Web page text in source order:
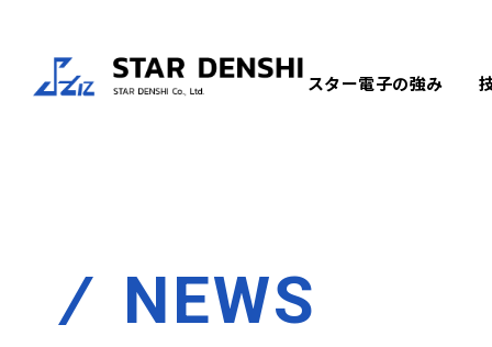
スター電子の強み
NEWS